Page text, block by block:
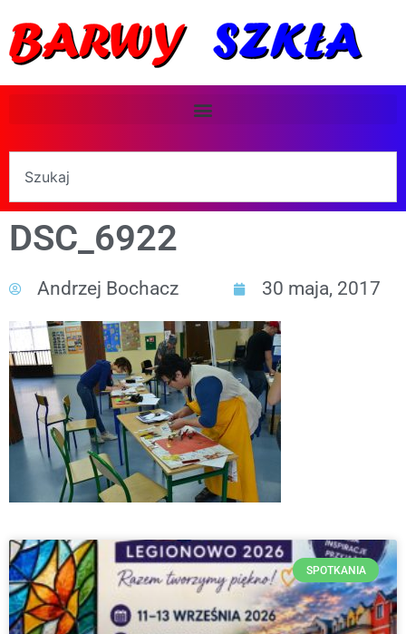
DSC_6922
Andrzej Bochacz 30 maja, 2017
SPOTKANIA